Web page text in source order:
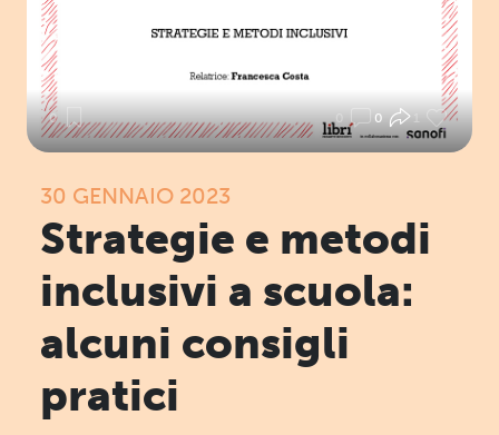
0 0 0 1
30 GENNAIO 2023
Strategie e metodi
inclusivi a scuola:
alcuni consigli
pratici